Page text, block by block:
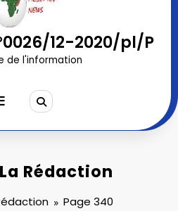
12-2020/pl/P
de l'information
Rédaction
Page 340